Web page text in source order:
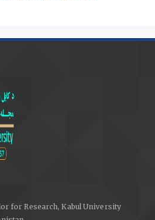
for Research, Kabul University